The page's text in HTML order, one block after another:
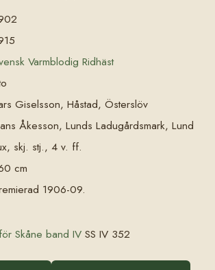
Varmblodig Ridhäst
Giselsson, Håstad, Österslöv
Åkesson, Lunds Ladugårdsmark, Lund
skj. stj., 4 v. ff.
cm
1906-09.
Skåne band IV SS IV 352